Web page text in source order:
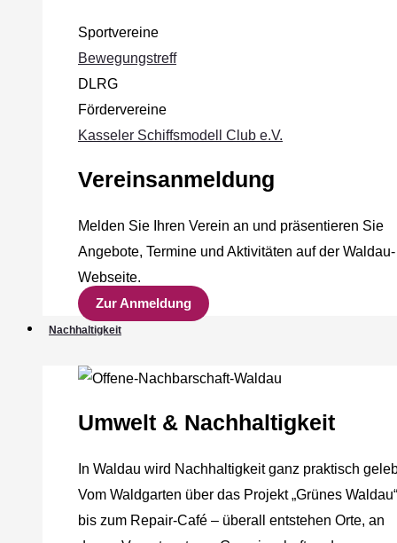
Sportvereine
Bewegungstreff
DLRG
Fördervereine
Kasseler Schiffsmodell Club e.V.
Vereinsanmeldung
Melden Sie Ihren Verein an und präsentieren Sie
Angebote, Termine und Aktivitäten auf der Waldau-
Webseite.
Zur Anmeldung
Nachhaltigkeit
Umwelt & Nachhaltigkeit
In Waldau wird Nachhaltigkeit ganz praktisch
Vom Waldgarten über das Projekt „Grünes Waldau“
bis zum Repair-Café – überall entstehen Orte, an